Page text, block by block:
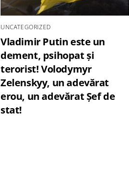
UNCATEGORIZED
Vladimir Putin este un
dement, psihopat și
terorist! Volodymyr
Zelenskyy, un adevărat
erou, un adevărat Șef de
stat!